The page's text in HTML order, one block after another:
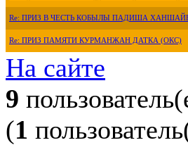
Re: ПРИЗ В ЧЕСТЬ КОБЫЛЫ ПАДИША
Re: ПРИЗ ПАМЯТИ КУРМАНЖАН ДАТКА (ОКС)
На сайте
9
(1